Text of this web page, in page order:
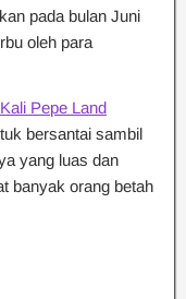
pada bulan Juni
oleh para
Kali Pepe Land
bersantai sambil
yang luas dan
banyak orang betah